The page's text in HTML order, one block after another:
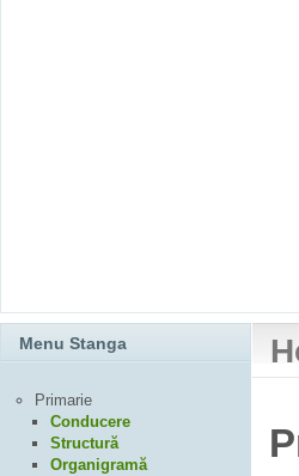
Menu Stanga
Primarie
Conducere
Structură
Organigramă